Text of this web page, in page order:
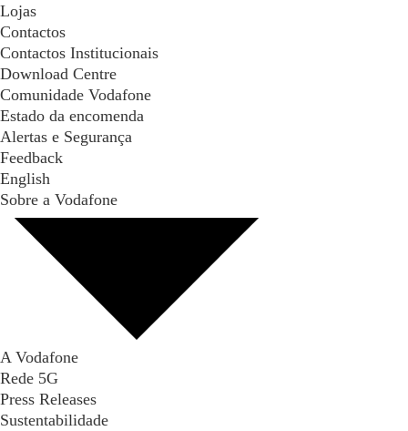
Lojas
Contactos
Contactos Institucionais
Download Centre
Comunidade Vodafone
Estado da encomenda
Alertas e Segurança
Feedback
English
Sobre a Vodafone
A Vodafone
Rede 5G
Press Releases
Sustentabilidade